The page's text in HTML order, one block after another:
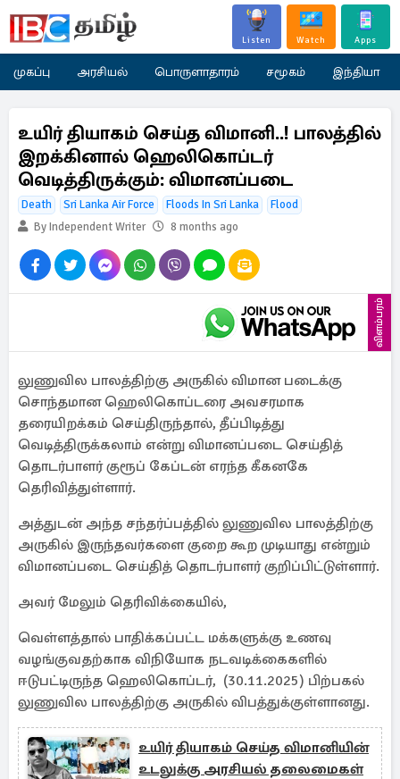
Listen Watch Apps
முகப்பு அரசியல் பொருளாதாரம் சமூகம் இந்தியா
உயிர் தியாகம் செய்த விமானி..! பாலத்தில்
இறக்கினால் ஹெலிகொப்டர்
வெடித்திருக்கும்: விமானப்படை
Death Sri Lanka Air Force Floods In Sri Lanka
Flood
By Independent Writer
8 months ago
விளம்பரம்
லுணுவில பாலத்திற்கு அருகில் விமான படைக்கு
சொந்தமான ஹெலிகொப்டரை அவசரமாக
தரையிறக்கம் செய்திருந்தால், தீப்பிடித்து
வெடித்திருக்கலாம் என்று விமானப்படை செய்தித்
தொடர்பாளர் குரூப் கேப்டன் எரந்த கீகனகே
தெரிவித்துள்ளார்.
அத்துடன் அந்த சந்தர்ப்பத்தில் லுணுவில பாலத்திற்கு
அருகில் இருந்தவர்களை குறை கூற முடியாது என்றும்
விமானப்படை செய்தித் தொடர்பாளர் குறிப்பிட்டுள்ளார்.
அவர் மேலும் தெரிவிக்கையில்,
வெள்ளத்தால் பாதிக்கப்பட்ட மக்களுக்கு உணவு
வழங்குவதற்காக விநியோக நடவடிக்கைகளில்
ஈடுபட்டிருந்த ஹெலிகொப்டர், (30.11.2025) பிற்பகல்
லுணுவில பாலத்திற்கு அருகில் விபத்துக்குள்ளானது.
உயிர் தியாகம் செய்த விமானியின்
உடலுக்கு அரசியல் தலைமைகள்